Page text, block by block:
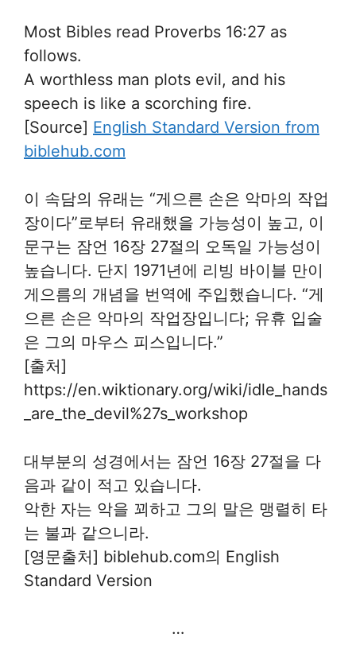
Most Bibles read Proverbs 16:27 as
follows.
A worthless man plots evil, and his
speech is like a scorching fire.
[Source] English Standard Version from
biblehub.com
이 속담의 유래는 “게으른 손은 악마의 작업
장이다”로부터 유래했을 가능성이 높고, 이
문구는 잠언 16장 27절의 오독일 가능성이
높습니다. 단지 1971년에 리빙 바이블 만이
게으름의 개념을 번역에 주입했습니다. “게
으른 손은 악마의 작업장입니다; 유휴 입술
은 그의 마우스 피스입니다.”
[출처]
https://en.wiktionary.org/wiki/idle_hands
_are_the_devil%27s_workshop
대부분의 성경에서는 잠언 16장 27절을 다
음과 같이 적고 있습니다.
악한 자는 악을 꾀하고 그의 말은 맹렬히 타
는 불과 같으니라.
[영문출처] biblehub.com의 English
Standard Version
…